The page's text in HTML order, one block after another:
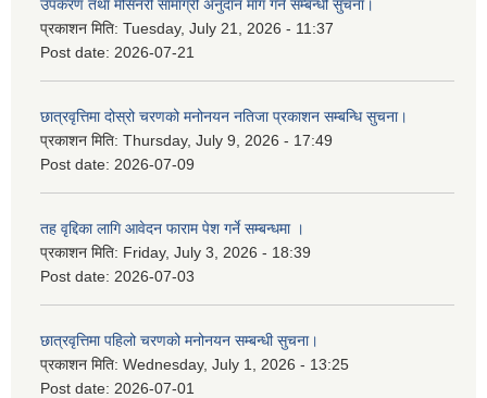
उपकरण तथा मेसिनरी सामाग्री अनुदान माग गर्ने सम्बन्धी सुचना।
प्रकाशन मिति: Tuesday, July 21, 2026 - 11:37
Post date: 2026-07-21
छात्रवृत्तिमा दोस्रो चरणको मनोनयन नतिजा प्रकाशन सम्बन्धि सुचना।
प्रकाशन मिति: Thursday, July 9, 2026 - 17:49
Post date: 2026-07-09
तह वृद्दिका लागि आवेदन फाराम पेश गर्ने सम्बन्धमा ।
प्रकाशन मिति: Friday, July 3, 2026 - 18:39
Post date: 2026-07-03
छात्रवृत्तिमा पहिलो चरणको मनोनयन सम्बन्धी सुचना।
प्रकाशन मिति: Wednesday, July 1, 2026 - 13:25
Post date: 2026-07-01